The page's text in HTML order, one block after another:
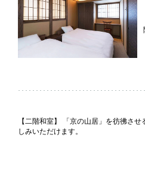
【二階和室】 「京の山居」を彷彿さ
しみいただけます。